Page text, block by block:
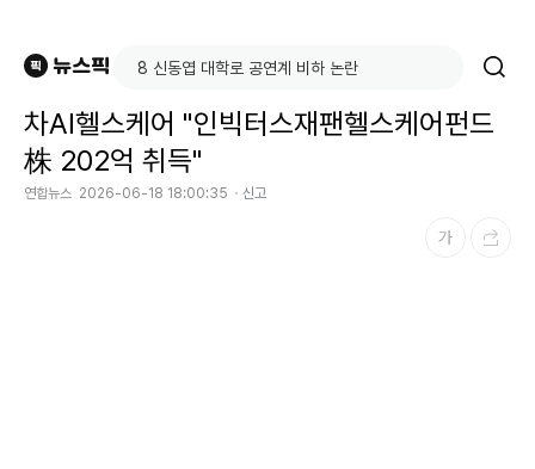
차AI헬스케어 "인빅터스재팬헬스케어펀드
株 202억 취득"
연합뉴스 2026-06-18 18:00:35 신고